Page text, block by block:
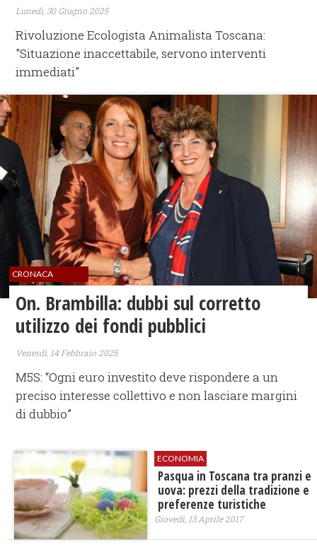
Lunedì, 30 Giugno 2025
Rivoluzione Ecologista Animalista Toscana:
"Situazione inaccettabile, servono interventi
immediati"
CRONACA
On. Brambilla: dubbi sul corretto
utilizzo dei fondi pubblici
Venerdì, 14 Febbraio 2025
M5S: “Ogni euro investito deve rispondere a un
preciso interesse collettivo e non lasciare margini
di dubbio”
ECONOMIA
Pasqua in Toscana tra pranzi e
uova: prezzi della tradizione e
preferenze turistiche
Giovedì, 13 Aprile 2017